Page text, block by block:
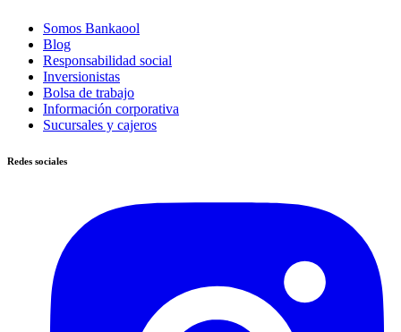
Somos Bankaool
Blog
Responsabilidad social
Inversionistas
Bolsa de trabajo
Información corporativa
Sucursales y cajeros
Redes sociales